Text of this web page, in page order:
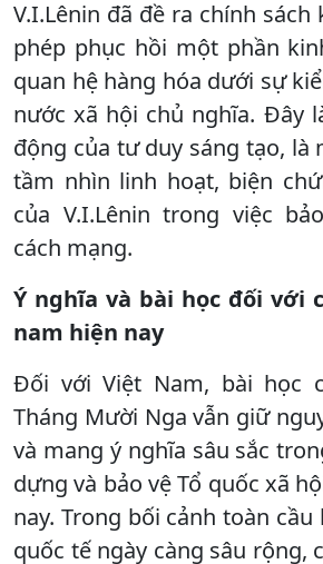
V.I.Lênin đã đề ra chính
phép phục hồi một phần
quan hệ hàng hóa dưới sự
nước xã hội chủ nghĩa. Đây
động của tư duy sáng tạo, là
tầm nhìn linh hoạt, biện
của V.I.Lênin trong việc
cách mạng.
Ý nghĩa và bài học đối với
nam hiện nay
Đối với Việt Nam, bài học
Tháng Mười Nga vẫn giữ
và mang ý nghĩa sâu sắc
dựng và bảo vệ Tổ quốc xã
nay. Trong bối cảnh toàn
quốc tế ngày càng sâu rộng,